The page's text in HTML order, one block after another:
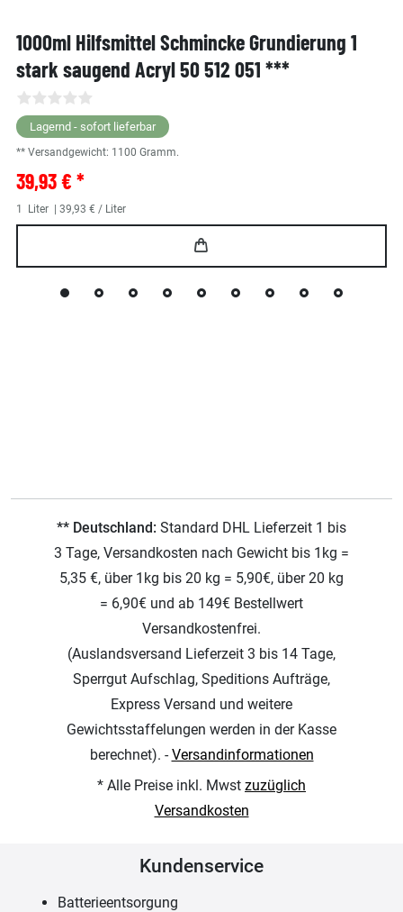
1000ml Hilfsmittel Schmincke Grundierung 1
stark saugend Acryl 50 512 051 ***
Lagernd - sofort lieferbar
** Versandgewicht: 1100 Gramm.
39,93 € *
1 Liter | 39,93 € / Liter
** Deutschland: Standard DHL Lieferzeit 1 bis
3 Tage, Versandkosten nach Gewicht bis 1kg =
5,35 €, über 1kg bis 20 kg = 5,90€, über 20 kg
= 6,90€ und ab 149€ Bestellwert
Versandkostenfrei.
(Auslandsversand Lieferzeit 3 bis 14 Tage,
Sperrgut Aufschlag, Speditions Aufträge,
Express Versand und weitere
Gewichtsstaffelungen werden in der Kasse
berechnet). -Versandinformationen
* Alle Preise inkl. Mwst zuzüglich
Versandkosten
Kundenservice
Batterieentsorgung